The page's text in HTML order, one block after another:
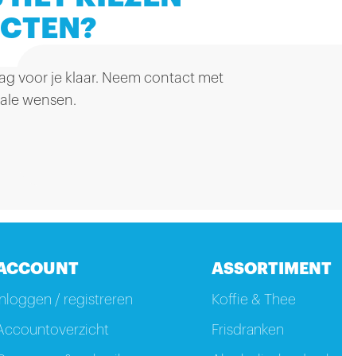
voor je klaar. Neem contact met
wensen.
Inloggen / registreren
ASSORTIMENT
Koffie & Thee
Frisdranken